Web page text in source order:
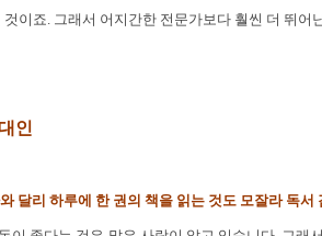
이죠. 그래서 어지간한 전문가보다 훨씬 더 뛰어
인
달리 하루에 한 권의 책을 읽는 것도 모잘라 독서